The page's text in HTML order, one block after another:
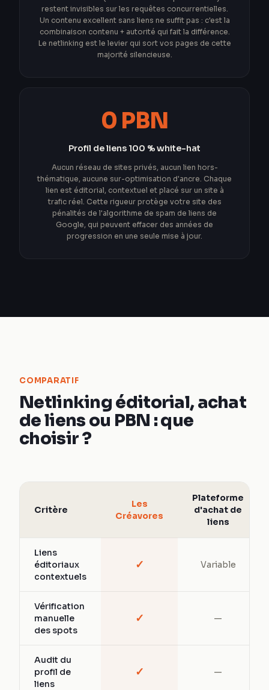
restent invisibles sur les requêtes concurrentielles.
Un contenu excellent sans liens ne suffit pas : c'est la
combinaison contenu + autorité qui fait la différence.
Le netlinking est le levier qui sort vos pages de cette
majorité silencieuse.
0 PBN
Profil de liens 100 % white-hat
Aucun réseau de sites privés, aucun lien hors-
thématique, aucune sur-optimisation d'ancre. Chaque
lien est éditorial, contextuel et placé sur un site à
trafic réel. Cette rigueur protège votre site des
pénalités de l'algorithme de spam de liens de
Google, qui peuvent effacer des années de
progression en une seule mise à jour.
COMPARATIF
Netlinking éditorial, achat
de liens ou PBN : que
choisir ?
Critère
Les
Créavores
Plateforme
d'achat de
liens
Liens
éditoriaux
contextuels
✓ Variable
Vérification
manuelle
des spots
✓ —
Audit du
profil de
liens
✓ —